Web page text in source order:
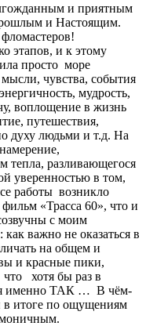
и приятным
и Настоящим.
этапов, и к этому
просто море
чувства, события
мудрость,
воплощение в жизнь
путешествия,
духу людьми и т.д. На
тепла, разливающегося
уверенностью в том,
работы возникло
«Трасса 60», что и
с моим
важно не оказаться в
на общем и
и красные пики,
хотя бы раз в
именно ТАК … В чём-
итоге по ощущениям